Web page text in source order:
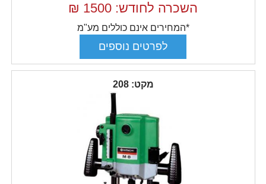
השכרה לחודש: 1500
₪
*המחירים אינם כוללים מע"מ
מקט: 208